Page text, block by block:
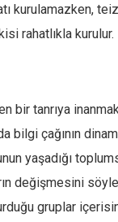
kurulamazken,
rahatlıkla kurulur.
bir tanrıya
bilgi çağının
yaşadığı
değişmesini
gruplar